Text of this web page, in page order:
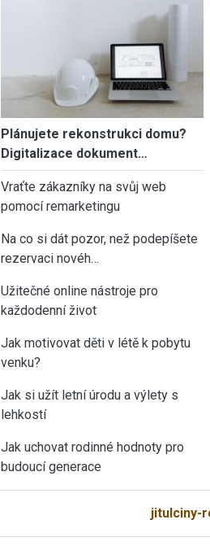
Plánujete rekonstrukci domu?
Digitalizace dokument…
Vraťte zákazníky na svůj web
pomocí remarketingu
Na co si dát pozor, než podepíšete
rezervaci novéh…
Užitečné online nástroje pro
každodenní život
Jak motivovat děti v létě k pobytu
venku?
Jak si užít letní úrodu a výlety s
lehkostí
Jak uchovat rodinné hodnoty pro
budoucí generace
jitulciny-